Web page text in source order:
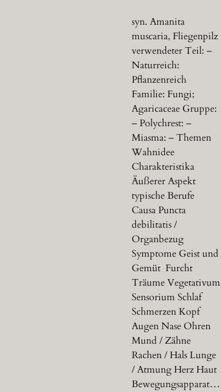
syn. Amanita
muscaria, Fliegenpilz
verwendeter Teil: –
Naturreich:
Pflanzenreich
Familie: Fungi;
Agaricaceae Gruppe:
– Polychrest: –
Miasma: – Themen
Wahnidee
Charakteristika
Äußerer Aspekt
typische Berufe
Causa Puncta
debilitatis /
Organbezug
Symptome Geist und
Gemüt Furcht
Träume Vegetativum
Sensorium Schlaf
Schmerzen Kopf
Augen Nase Ohren
Mund / Zähne
Rachen / Hals Lunge
/ Atmung Herz Haut
Bewegungsapparat…